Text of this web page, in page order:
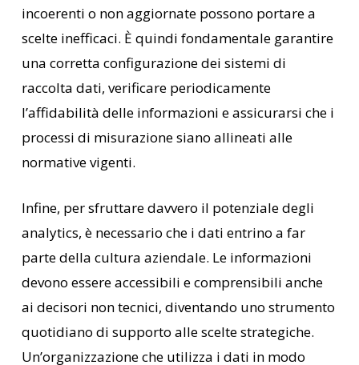
incoerenti o non aggiornate possono portare a
scelte inefficaci. È quindi fondamentale garantire
una corretta configurazione dei sistemi di
raccolta dati, verificare periodicamente
l’affidabilità delle informazioni e assicurarsi che i
processi di misurazione siano allineati alle
normative vigenti.
Infine, per sfruttare davvero il potenziale degli
analytics, è necessario che i dati entrino a far
parte della cultura aziendale. Le informazioni
devono essere accessibili e comprensibili anche
ai decisori non tecnici, diventando uno strumento
quotidiano di supporto alle scelte strategiche.
Un’organizzazione che utilizza i dati in modo